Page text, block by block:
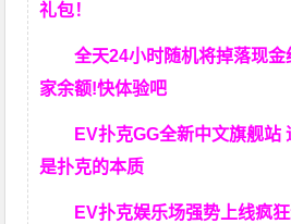
礼包！
全天24小时随机将掉落现
家余额!快体验吧
EV扑克GG全新中文旗舰站
是扑克的本质
EV扑克娱乐场强势上线疯